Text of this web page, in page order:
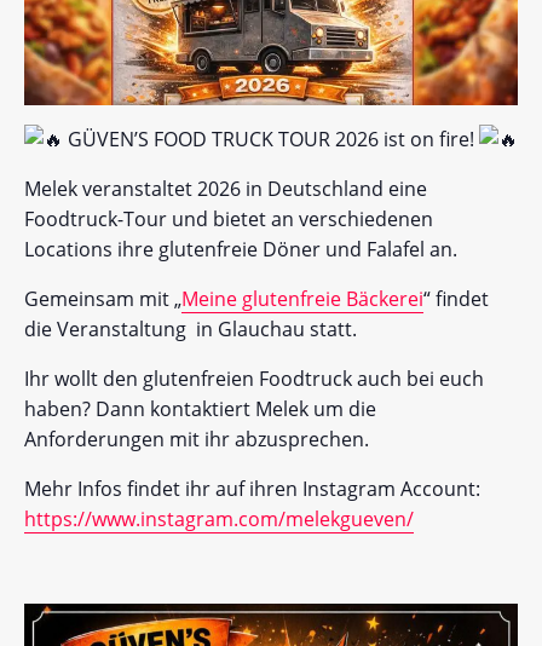
GÜVEN’S FOOD TRUCK TOUR 2026 ist on fire!
Melek veranstaltet 2026 in Deutschland eine
Foodtruck-Tour und bietet an verschiedenen
Locations ihre glutenfreie Döner und Falafel an.
Gemeinsam mit „Meine glutenfreie Bäckerei“ findet
die Veranstaltung in Glauchau statt.
Ihr wollt den glutenfreien Foodtruck auch bei euch
haben? Dann kontaktiert Melek um die
Anforderungen mit ihr abzusprechen.
Mehr Infos findet ihr auf ihren Instagram Account:
https://www.instagram.com/melekgueven/